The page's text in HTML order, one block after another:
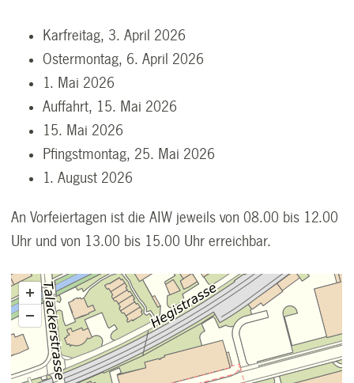
Karfreitag, 3. April 2026
Ostermontag, 6. April 2026
1. Mai 2026
Auffahrt, 15. Mai 2026
15. Mai 2026
Pfingstmontag, 25. Mai 2026
1. August 2026
An Vorfeiertagen ist die AIW jeweils von 08.00 bis 12.00
Uhr und von 13.00 bis 15.00 Uhr erreichbar.